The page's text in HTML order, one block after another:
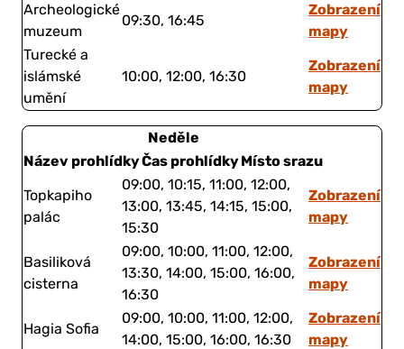
Archeologické
muzeum
09:30, 16:45
Zobrazení
mapy
Turecké a
islámské
umění
10:00, 12:00, 16:30
Zobrazení
mapy
Neděle
Název prohlídkyČas prohlídkyMísto srazu
Topkapiho
palác
09:00, 10:15, 11:00, 12:00,
13:00, 13:45, 14:15, 15:00,
15:30
Zobrazení
mapy
Basiliková
cisterna
09:00, 10:00, 11:00, 12:00,
13:30, 14:00, 15:00, 16:00,
16:30
Zobrazení
mapy
Hagia Sofia
09:00, 10:00, 11:00, 12:00,
14:00, 15:00, 16:00, 16:30
Zobrazení
mapy